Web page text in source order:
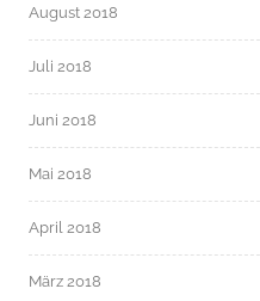
August 2018
Juli 2018
Juni 2018
Mai 2018
April 2018
März 2018